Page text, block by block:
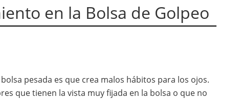
en la Bolsa de Golpeo
pesada es que crea malos hábitos para los ojos.
que tienen la vista muy fijada en la bolsa o que no